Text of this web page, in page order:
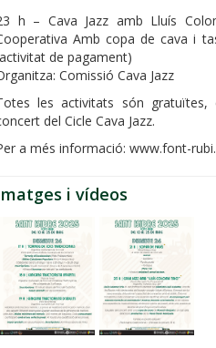
h – Cava Jazz amb Lluís
Amb copa de cava i
de pagament)
Comissió Cava Jazz
les activitats són
del Cicle Cava Jazz.
a més informació: www.font-
i vídeos